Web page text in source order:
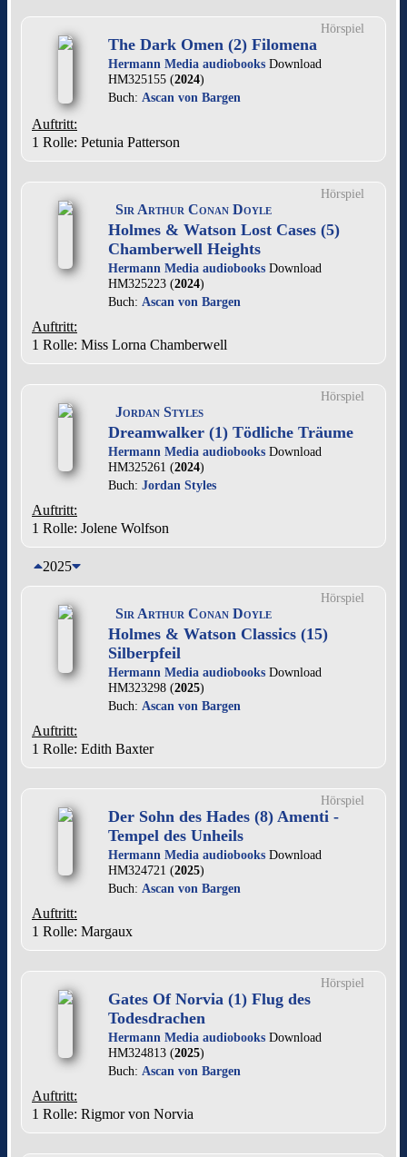
Hörspiel
The Dark Omen (2) Filomena
Hermann Media audiobooks Download
HM325155 (2024)
Buch: Ascan von Bargen
Auftritt:
1 Rolle: Petunia Patterson
Hörspiel
Sir Arthur Conan Doyle
Holmes & Watson Lost Cases (5)
Chamberwell Heights
Hermann Media audiobooks Download
HM325223 (2024)
Buch: Ascan von Bargen
Auftritt:
1 Rolle: Miss Lorna Chamberwell
Hörspiel
Jordan Styles
Dreamwalker (1) Tödliche Träume
Hermann Media audiobooks Download
HM325261 (2024)
Buch: Jordan Styles
Auftritt:
1 Rolle: Jolene Wolfson
2025
Hörspiel
Sir Arthur Conan Doyle
Holmes & Watson Classics (15)
Silberpfeil
Hermann Media audiobooks Download
HM323298 (2025)
Buch: Ascan von Bargen
Auftritt:
1 Rolle: Edith Baxter
Hörspiel
Der Sohn des Hades (8) Amenti -
Tempel des Unheils
Hermann Media audiobooks Download
HM324721 (2025)
Buch: Ascan von Bargen
Auftritt:
1 Rolle: Margaux
Hörspiel
Gates Of Norvia (1) Flug des
Todesdrachen
Hermann Media audiobooks Download
HM324813 (2025)
Buch: Ascan von Bargen
Auftritt:
1 Rolle: Rigmor von Norvia